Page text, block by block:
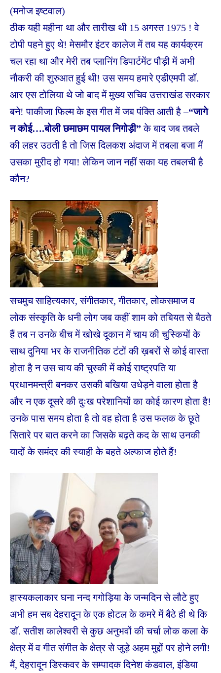
(मनोज इष्टवाल)
ठीक यही महीना था और तारीख थी 15 अगस्त 1975 ! वे
टोपी पहने हुए थे! मेसमौर इंटर कालेज में तब यह कार्यक्रम
चल रहा था और मेरी तब प्लानिंग डिपार्टमेंट पौड़ी में अभी
नौकरी की शुरुआत हुई थी! उस समय हमारे एडीएमपी डॉ.
आर एस टोलिया थे जो बाद में मुख्य सचिव उत्तराखंड सरकार
बने! पाकीजा फिल्म के इस गीत में जब पंक्ति आती है –“जागे
न कोई….बोली छमाछम पायल निगोड़ी” के बाद जब तबले
की लहर उठती है तो जिस दिलकश अंदाज में तबला बजा मैं
उसका मुरीद हो गया! लेकिन जान नहीं सका यह तबलची है
कौन?
सचमुच साहित्यकार, संगीतकार, गीतकार, लोकसमाज व
लोक संस्कृति के धनी लोग जब कहीं शाम को तबियत से बैठते
हैं तब न उनके बीच में खोखे दूकान में चाय की चुस्कियों के
साथ दुनिया भर के राजनीतिक टंटों की ख़बरों से कोई वास्ता
होता है न उस चाय की चुस्की में कोई राष्ट्रपति या
प्रधानमन्त्री बनकर उसकी बखिया उधेड़ने वाला होता है
और न एक दूसरे की दुःख परेशानियों का कोई कारण होता है!
उनके पास समय होता है तो वह होता है उस फलक के छूते
सितारे पर बात करने का जिसके बढ़ते कद के साथ उनकी
यादों के समंदर की स्याही के बहते अल्फाज होते हैं!
हास्यकलाकार घना नन्द गगोड़िया के जन्मदिन से लौटे हुए
अभी हम सब देहरादून के एक होटल के कमरे में बैठे ही थे कि
डॉ. सतीश कालेश्वरी से कुछ अनुभवों की चर्चा लोक कला के
क्षेत्र में व गीत संगीत के क्षेत्र से जुड़े अहम मुद्दों पर होने लगी!
मैं, देहरादून डिस्कवर के सम्पादक दिनेश कंडवाल, इंडिया